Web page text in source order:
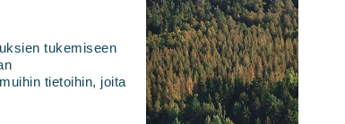
tukemiseen
tietoihin, joita